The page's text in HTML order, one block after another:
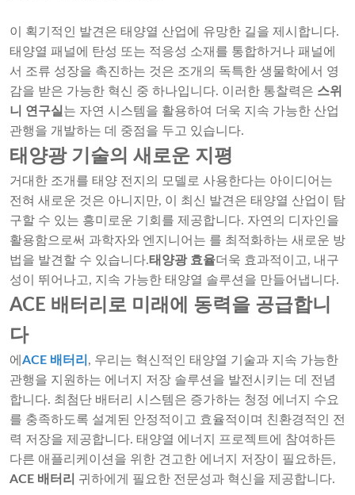
이 획기적인 발견은 태양열 산업에 유망한 길을 제시합니다.
태양열 패널에 탄성 또는 적응성 소재를 통합하거나 패널에
서 조류 성장을 촉진하는 것은 조개의 독특한 생물학에서 영
감을 받은 가능한 혁신 중 하나입니다. 이러한 통찰력은 스위
니 연구실 는 자연 시스템을 활용하여 더욱 지속 가능한 산업
관행을 개발하는 데 중점을 두고 있습니다.
태양광 기술의 새로운 지평
거대한 조개를 태양 전지의 모델로 사용한다는 아이디어는
전혀 새로운 것은 아니지만, 이 최신 발견은 태양열 산업이 탐
구할 수 있는 흥미로운 기회를 제공합니다. 자연의 디자인을
활용함으로써 과학자와 엔지니어는 를 최적화하는 새로운 방
법을 발견할 수 있습니다.태양광 효율더욱 효과적이고, 내구
성이 뛰어나고, 지속 가능한 태양열 솔루션을 만들어냅니다.
ACE 배터리로 미래에 동력을 공급합니
다
에 ACE 배터리 , 우리는 혁신적인 태양열 기술과 지속 가능한
관행을 지원하는 에너지 저장 솔루션을 발전시키는 데 전념
합니다. 최첨단 배터리 시스템은 증가하는 청정 에너지 수요
를 충족하도록 설계된 안정적이고 효율적이며 친환경적인 전
력 저장을 제공합니다. 태양열 에너지 프로젝트에 참여하든
다른 애플리케이션을 위한 견고한 에너지 저장이 필요하든,
ACE 배터리
귀하에게 필요한 전문성과 혁신을 제공합니다.